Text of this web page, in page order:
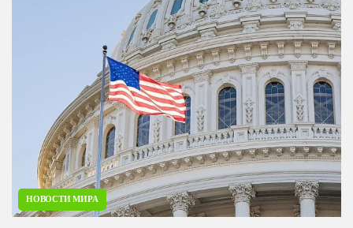
НОВОСТИ МИРА